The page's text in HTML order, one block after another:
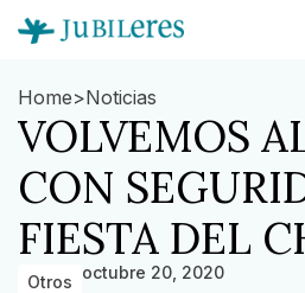
Home>Noticias
VOLVEMOS
CON
FIESTA DEL
Otros octubre 20, 2020